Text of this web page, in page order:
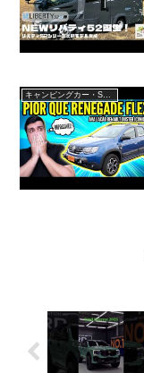
キャンピングカー・SUV人気車種